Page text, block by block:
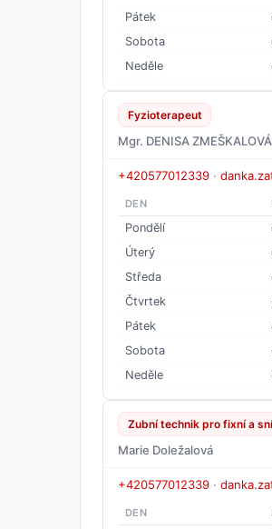
Pátek
Sobota
Neděle
Fyzioterapeut
Mgr. DENISA ZMEŠKALOVÁ
+420577012339 ·
DEN
Pondělí
Úterý
Středa
Čtvrtek
Pátek
Sobota
Neděle
Zubní technik pro fixní a
Marie Doležalová
+420577012339 ·
DEN